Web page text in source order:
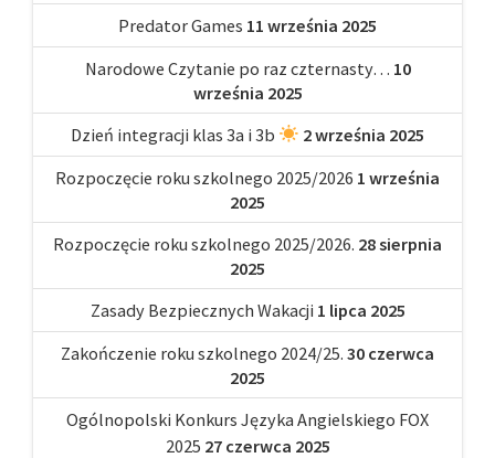
Predator Games 11 września 2025
Narodowe Czytanie po raz czternasty… 10
września 2025
Dzień integracji klas 3a i 3b
2 września 2025
Rozpoczęcie roku szkolnego 2025/2026 1 września
2025
Rozpoczęcie roku szkolnego 2025/2026. 28 sierpnia
2025
Zasady Bezpiecznych Wakacji 1 lipca 2025
Zakończenie roku szkolnego 2024/25. 30 czerwca
2025
Ogólnopolski Konkurs Języka Angielskiego FOX
2025 27 czerwca 2025